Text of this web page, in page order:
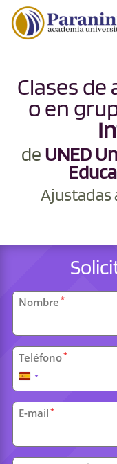
Clases
o en
de UNED
Ajustadas
Datos
personales
Nombre *
Teléfono*
España
+34
E-mail *